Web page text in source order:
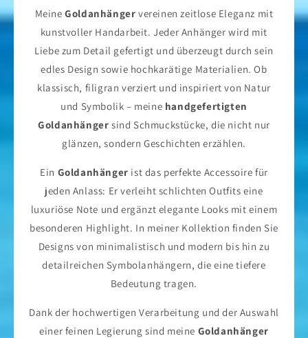
MeineGoldanhänger vereinen zeitlose Eleganz mit
kunstvoller Handarbeit. Jeder Anhänger wird mit
Liebe zum Detail gefertigt und überzeugt durch sein
edles Design sowie hochkarätige Materialien. Ob
klassisch, filigran verziert und inspiriert von Natur
und Symbolik – meine handgefertigten
Goldanhänger sind Schmuckstücke, die nicht nur
glänzen, sondern Geschichten erzählen.
Ein Goldanhänger ist das perfekte Accessoire für
jeden Anlass: Er verleiht schlichten Outfits eine
luxuriöse Note und ergänzt elegante Looks mit einem
besonderen Highlight. In meiner Kollektion finden Sie
Designs von minimalistisch und modern bis hin zu
detailreichen Symbolanhängern, die eine tiefere
Bedeutung tragen.
Dank der hochwertigen Verarbeitung und der Auswahl
einer feinen Legierung sind meine Goldanhänger